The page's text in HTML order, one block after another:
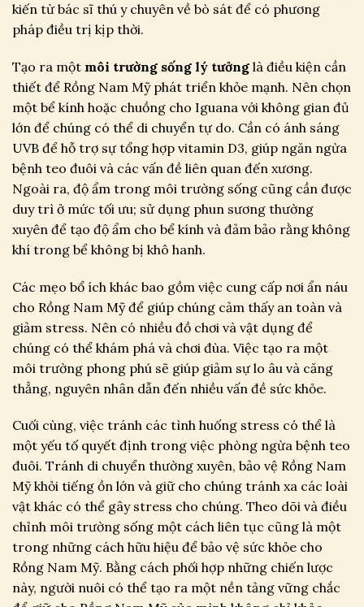
kiến từ bác sĩ thú y chuyên về bò sát để có phương
pháp điều trị kịp thời.
Tạo ra một môi trường sống lý tưởng là điều kiện cần
thiết để Rồng Nam Mỹ phát triển khỏe mạnh. Nên chọn
một bể kính hoặc chuồng cho Iguana với không gian đủ
lớn để chúng có thể di chuyển tự do. Cần có ánh sáng
UVB để hỗ trợ sự tổng hợp vitamin D3, giúp ngăn ngừa
bệnh teo đuôi và các vấn đề liên quan đến xương.
Ngoài ra, độ ẩm trong môi trường sống cũng cần được
duy trì ở mức tối ưu; sử dụng phun sương thường
xuyên để tạo độ ẩm cho bể kính và đảm bảo rằng không
khí trong bể không bị khô hanh.
Các mẹo bổ ích khác bao gồm việc cung cấp nơi ẩn náu
cho Rồng Nam Mỹ để giúp chúng cảm thấy an toàn và
giảm stress. Nên có nhiều đồ chơi và vật dụng để
chúng có thể khám phá và chơi đùa. Việc tạo ra một
môi trường phong phú sẽ giúp giảm sự lo âu và căng
thẳng, nguyên nhân dẫn đến nhiều vấn đề sức khỏe.
Cuối cùng, việc tránh các tình huống stress có thể là
một yếu tố quyết định trong việc phòng ngừa bệnh teo
đuôi. Tránh di chuyển thường xuyên, bảo vệ Rồng Nam
Mỹ khỏi tiếng ồn lớn và giữ cho chúng tránh xa các loài
vật khác có thể gây stress cho chúng. Theo dõi và điều
chỉnh môi trường sống một cách liên tục cũng là một
trong những cách hữu hiệu để bảo vệ sức khỏe cho
Rồng Nam Mỹ. Bằng cách phối hợp những chiến lược
này, người nuôi có thể tạo ra một nền tảng vững chắc